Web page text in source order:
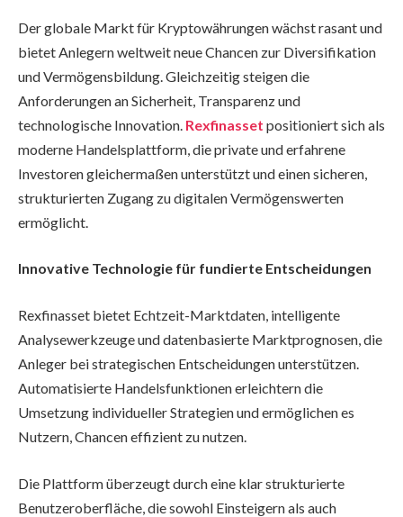
Der globale Markt für Kryptowährungen wächst rasant und
bietet Anlegern weltweit neue Chancen zur Diversifikation
und Vermögensbildung. Gleichzeitig steigen die
Anforderungen an Sicherheit, Transparenz und
technologische Innovation. Rexfinasset positioniert sich als
moderne Handelsplattform, die private und erfahrene
Investoren gleichermaßen unterstützt und einen sicheren,
strukturierten Zugang zu digitalen Vermögenswerten
ermöglicht.
Innovative Technologie für fundierte Entscheidungen
Rexfinasset bietet Echtzeit-Marktdaten, intelligente
Analysewerkzeuge und datenbasierte Marktprognosen, die
Anleger bei strategischen Entscheidungen unterstützen.
Automatisierte Handelsfunktionen erleichtern die
Umsetzung individueller Strategien und ermöglichen es
Nutzern, Chancen effizient zu nutzen.
Die Plattform überzeugt durch eine klar strukturierte
Benutzeroberfläche, die sowohl Einsteigern als auch